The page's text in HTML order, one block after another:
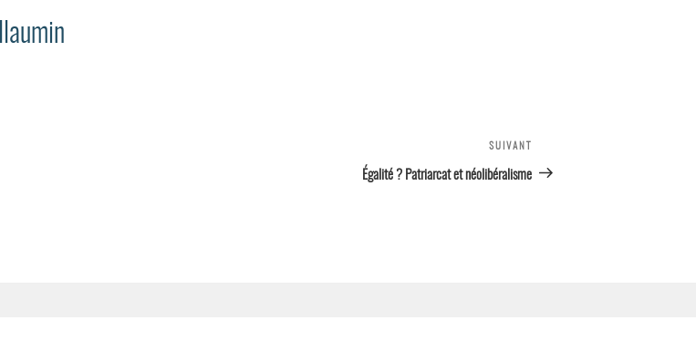
suivant
SUIVANT
Égalité ? Patriarcat et néolibéralisme